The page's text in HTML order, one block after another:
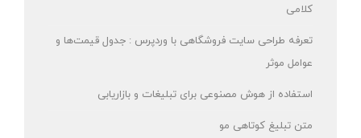
کلامی
تعرفه طراحی سایت فروشگاهی با وردپرس : جدول قیمت‌ها و
عوامل موثر
استفاده از هوش مصنوعی برای تبلیغات و بازاریابی
متن تبلیغ کوتاهی مو